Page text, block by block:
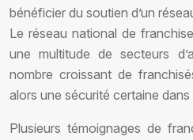
bénéficier du soutien d’un
Le réseau national de
une multitude de secteurs
nombre croissant de
alors une sécurité certaine
Plusieurs témoignages de